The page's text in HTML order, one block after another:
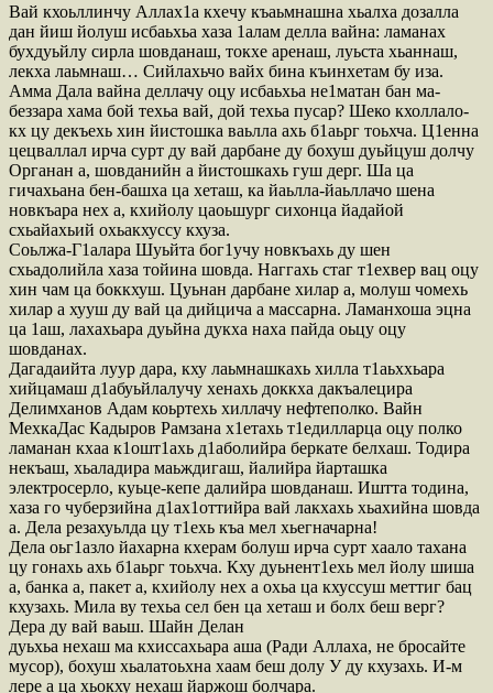
Вай кхоьллинчу Аллах1а кхечу къаьмнашна хьалха дозалла
дан йиш йолуш исбаьхьа хаза 1алам делла вайна: ламанах
бухдуьйлу сирла шовданаш, токхе аренаш, луьста хьаннаш,
лекха лаьмнаш… Сийлахьчо вайх бина къинхетам бу иза.
Амма Дала вайна деллачу оцу исбаьхьа не1матан бан ма-
беззара хама бой техьа вай, дой техьа пусар? Шеко кхоллало-
кх цу декъехь хин йистошка ваьлла ахь б1аьрг тоьхча. Ц1енна
цецваллал ирча сурт ду вай дарбане ду бохуш дуьйцуш долчу
Органан а, шовданийн а йистошкахь гуш дерг. Ша ца
гичахьана бен-башха ца хеташ, ка йаьлла-йаьллачо шена
новкъара нех а, кхийолу цаоьшург сихонца йадайой
схьайахьий охьакхуссу кхуза.
Соьлжа-Г1алара Шуьйта бог1учу новкъахь ду шен
схьадолийла хаза тойина шовда. Наггахь стаг т1ехвер вац оцу
хин чам ца боккхуш. Цуьнан дарбане хилар а, молуш чомехь
хилар а хууш ду вай ца дийцича а массарна. Ламанхоша эцна
ца 1аш, лахахьара дуьйна дукха наха пайда оьцу оцу
шовданах.
Дагадаийта луур дара, кху лаьмнашкахь хилла т1аьххьара
хийцамаш д1абуьйлалучу хенахь доккха дакъалецира
Делимханов Адам коьртехь хиллачу нефтеполко. Вайн
МехкаДас Кадыров Рамзана х1етахь т1едилларца оцу полко
ламанан кхаа к1ошт1ахь д1аболийра беркате белхаш. Тодира
некъаш, хьаладира маьждигаш, йалийра йарташка
электросерло, куьце-кепе далийра шовданаш. Иштта тодина,
хаза го чуберзийна д1ах1оттийра вай лакхахь хьахийна шовда
а. Дела резахуьлда цу т1ехь къа мел хьегначарна!
Дела оьг1азло йахарна кхерам болуш ирча сурт хаало тахана
цу гонахь ахь б1аьрг тоьхча. Кху дуьнент1ехь мел йолу шиша
а, банка а, пакет а, кхийолу нех а охьа ца кхуссуш меттиг бац
кхузахь. Мила ву техьа сел бен ца хеташ и болх беш верг?
Дера ду вай ваьш. Шайн Делан
дуьхьа нехаш ма кхиссахьара аша (Ради Аллаха, не бросайте
мусор), бохуш хьалатоьхна хаам беш долу У ду кхузахь. И-м
лере а ца хьокху нехаш йаржош болчара.